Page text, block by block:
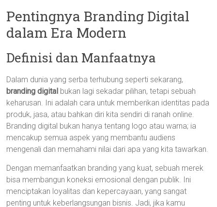
Pentingnya Branding Digital
dalam Era Modern
Definisi dan Manfaatnya
Dalam dunia yang serba terhubung seperti sekarang,
branding digital bukan lagi sekadar pilihan, tetapi sebuah
keharusan. Ini adalah cara untuk memberikan identitas pada
produk, jasa, atau bahkan diri kita sendiri di ranah online.
Branding digital bukan hanya tentang logo atau warna; ia
mencakup semua aspek yang membantu audiens
mengenali dan memahami nilai dari apa yang kita tawarkan.
Dengan memanfaatkan branding yang kuat, sebuah merek
bisa membangun koneksi emosional dengan publik. Ini
menciptakan loyalitas dan kepercayaan, yang sangat
penting untuk keberlangsungan bisnis. Jadi, jika kamu